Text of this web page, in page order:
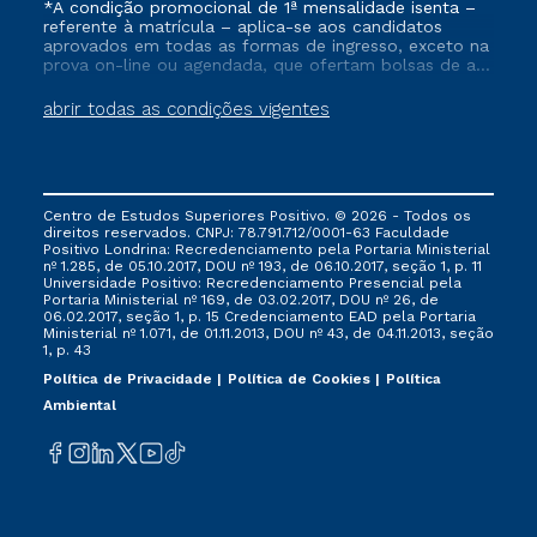
abrir todas as condições vigentes
*A condição promocional de 1ª mensalidade isenta –
referente à matrícula – aplica-se aos candidatos
aprovados em todas as formas de ingresso, exceto na
prova on-line ou agendada, que ofertam bolsas de até
vigente, que ainda não tenham efetivado e/ou não
tenham cancelado ou trancado sua matrícula em uma
via FIES, Prouni e outros programas governamentais, e
não se acumula com nenhuma outra campanha
ofertada pela Instituição.
Centro de Estudos Superiores Positivo. © 2026 - Todos os
direitos reservados. CNPJ: 78.791.712/0001-63 Faculdade
Positivo Londrina: Recredenciamento pela Portaria Ministerial
nº 1.285, de 05.10.2017, DOU nº 193, de 06.10.2017, seção 1, p. 11
Universidade Positivo: Recredenciamento Presencial ​pela
Portaria Ministerial nº 169, de 03.02.2017, DOU nº 26, de
06.02.2017, seção 1, p. 15 Credenciamento EAD pela Portaria
Ministerial nº 1.071, de 01.11.2013, DOU nº 43, de 04.11.2013, seção
1, p. 43
Política de Privacidade
Política de Cookies
Política
Ambiental